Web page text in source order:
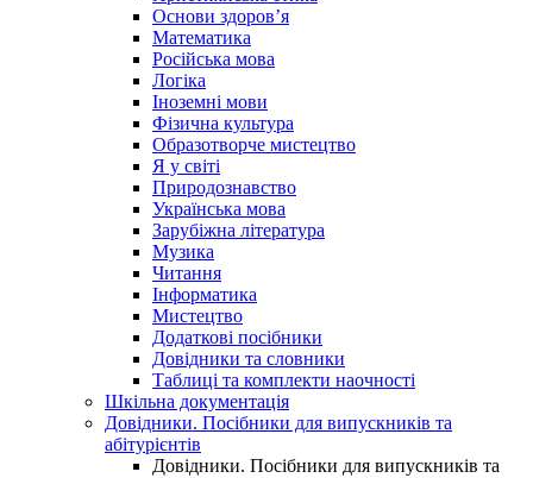
Основи здоров’я
Математика
Російська мова
Логіка
Іноземні мови
Фізична культура
Образотворче мистецтво
Я у світі
Природознавство
Українська мова
Зарубіжна література
Музика
Читання
Інформатика
Мистецтво
Додаткові посібники
Довідники та словники
Таблиці та комплекти наочності
Шкільна документація
Довідники. Посібники для випускників та
абітурієнтів
Довідники. Посібники для випускників та